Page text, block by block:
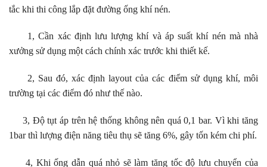
tắc khi thi công lắp đặt đường ống khí nén.
1, Cần xác định lưu lượng khí và áp suất khí nén mà nhà
xưởng sử dụng một cách chính xác trước khi thiết kế.
2, Sau đó, xác định layout của các điểm sử dụng khí, môi
trường tại các điểm đó như thế nào.
3, Độ tụt áp trên hệ thống không nên quá 0,1 bar. Vì khi tăng
1bar thì lượng điện năng tiêu thụ sẽ tăng 6%, gây tốn kém chi phí.
4, Khi ống dẫn quá nhỏ sẽ làm tăng tốc độ lưu chuyển của